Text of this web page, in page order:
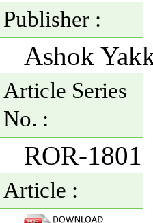
Publisher :
Ashok
Article Series
No. :
ROR-1801
Article :